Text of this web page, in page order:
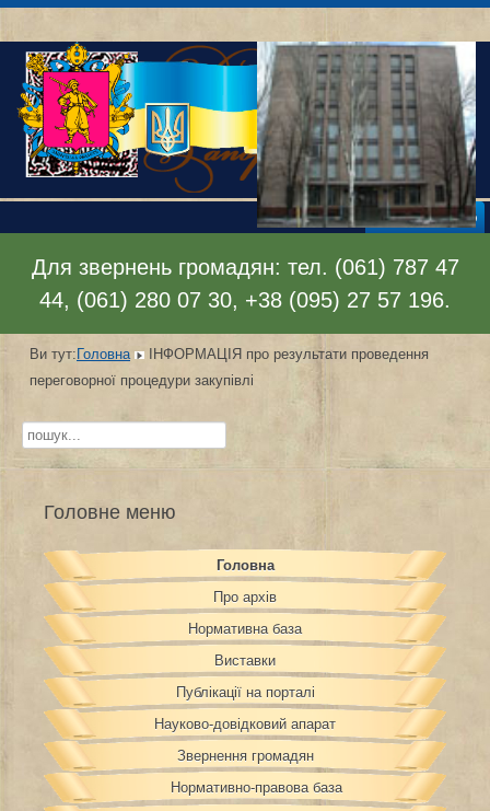
Відкрити меню
Для звернень громадян: тел. (061) 787 47
44, (061) 280 07 30, +38 (095) 27 57 196.
Ви тут:Головна
ІНФОРМАЦІЯ про результати проведення
переговорної процедури закупівлі
Пошук...
Головне меню
Головна
Про архів
Нормативна база
Виставки
Публікації на порталі
Науково-довідковий апарат
Звернення громадян
Нормативно-правова база